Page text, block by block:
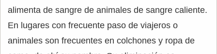
alimenta de sangre de animales de sangre caliente.
En lugares con frecuente paso de viajeros o
animales son frecuentes en colchones y ropa de